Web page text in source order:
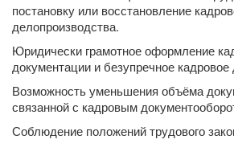
постановку или восстановление
делопроизводства.
Юридически грамотное оформление
документации и безупречное
Возможность уменьшения объёма
связанной с кадровым
Соблюдение положений трудового